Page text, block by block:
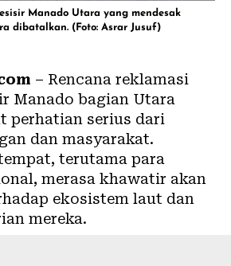
Manado Utara yang mendesak
dibatalkan. (Foto: Asrar Jusuf)
– Rencana reklamasi
Manado bagian Utara
perhatian serius dari
dan masyarakat.
terutama para
merasa khawatir akan
ekosistem laut dan
mereka.